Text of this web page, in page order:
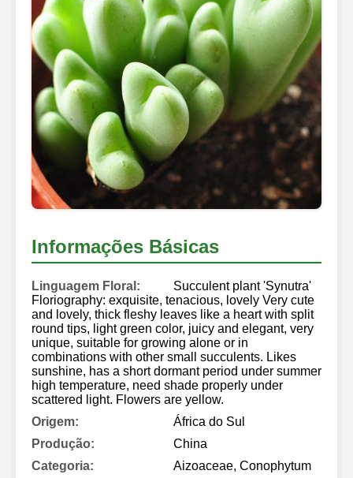
Informações Básicas
Linguagem Floral:
Succulent plant 'Synutra'
Floriography: exquisite, tenacious, lovely Very cute
and lovely, thick fleshy leaves like a heart with split
round tips, light green color, juicy and elegant, very
unique, suitable for growing alone or in
combinations with other small succulents. Likes
sunshine, has a short dormant period under summer
high temperature, need shade properly under
scattered light. Flowers are yellow.
Origem:
África do Sul
Produção:
China
Categoria:
Aizoaceae, Conophytum